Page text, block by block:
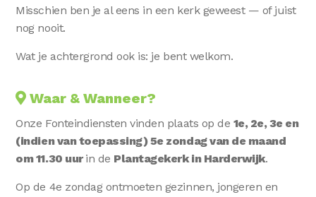
Misschien ben je al eens in een kerk geweest — of juist
nog nooit.
Wat je achtergrond ook is: je bent welkom.
Waar & Wanneer?
Onze Fonteindiensten vinden plaats op de 1e, 2e, 3e en
(indien van toepassing) 5e zondag van de maand
om 11.30 uurin de Plantagekerk in Harderwijk.
Op de 4e zondag ontmoeten gezinnen, jongeren en